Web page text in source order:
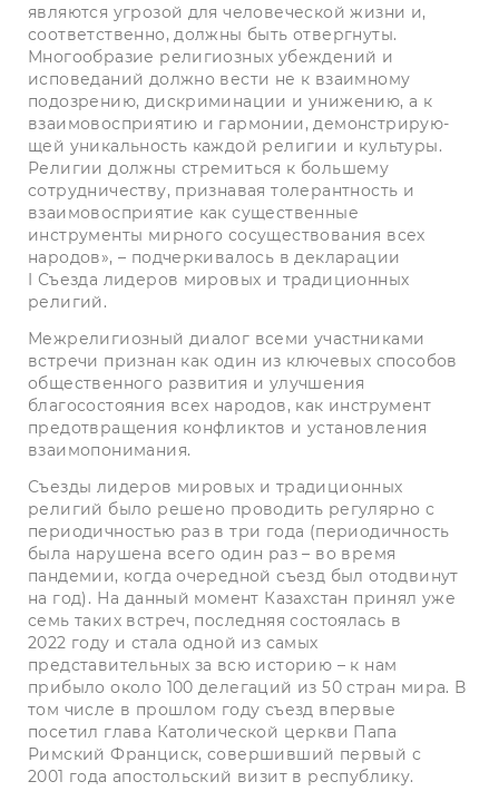
являются угрозой для человеческой жизни и,
соответственно, должны быть отверг­нуты.
Многообразие религиозных убеждений и
исповеданий должно вести не к взаимному
подозрению, дискриминации и унижению, а к
взаимовосприя­тию и гармонии, демонстрирую­
щей уникальность каждой религии и культуры.
Религии должны стремиться к большему
сотрудничеству, признавая толерант­ность и
взаимовосприятие как существенные
инструменты мирного сосуществования всех
народов», – подчеркивалось в декларации
I Съезда лидеров мировых и традиционных
религий.
Межрелигиозный диалог всеми участниками
встречи приз­нан как один из ключевых способов
общественного развития и улучшения
благосостояния всех народов, как инструмент
предотвращения конфликтов и установления
взаимопонимания.
Съезды лидеров мировых и традиционных
религий было решено проводить регулярно с
периодичностью раз в три года (периодичность
была нарушена всего один раз – во время
пандемии, когда очередной съезд был отодвинут
на год). На данный момент Казахстан принял уже
семь таких встреч, последняя состоялась в
2022 году и стала одной из самых
представительных за всю историю – к нам
прибыло около 100 делегаций из 50 стран мира. В
том числе в прошлом году съезд впервые
посетил глава Католической церкви Папа
Римский Франциск, совершивший первый с
2001 года апостольский визит в республику.